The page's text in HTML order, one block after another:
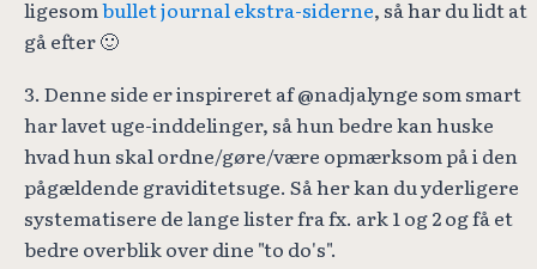
ligesombullet journal ekstra-siderne, så har du lidt at
gå efter 🙂
3. Denne side er inspireret af @nadjalynge som smart
har lavet uge-inddelinger, så hun bedre kan huske
hvad hun skal ordne/gøre/være opmærksom på i den
pågældende graviditetsuge. Så her kan du yderligere
systematisere de lange lister fra fx. ark 1 og 2 og få et
bedre overblik over dine "to do's".